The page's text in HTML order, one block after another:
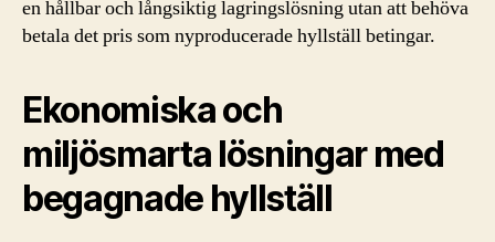
en hållbar och långsiktig lagringslösning utan att behöva
betala det pris som nyproducerade hyllställ betingar.
Ekonomiska och
miljösmarta lösningar med
begagnade hyllställ